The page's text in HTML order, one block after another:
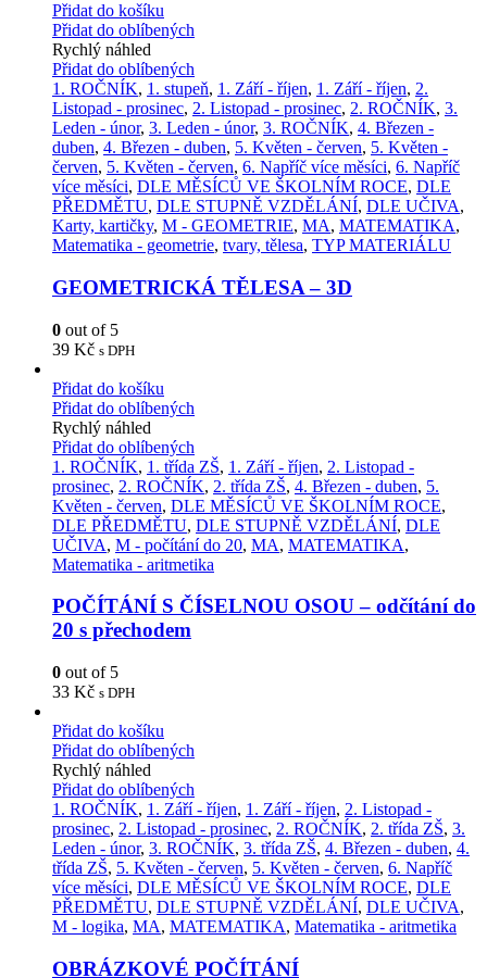
Přidat do košíku
Přidat do oblíbených
Rychlý náhled
Přidat do oblíbených
1. ROČNÍK, 1. stupeň, 1. Září - říjen, 1. Září - říjen, 2.
Listopad - prosinec, 2. Listopad - prosinec, 2. ROČNÍK, 3.
Leden - únor, 3. Leden - únor, 3. ROČNÍK, 4. Březen -
duben, 4. Březen - duben, 5. Květen - červen, 5. Květen -
červen, 5. Květen - červen, 6. Napříč více měsíci, 6. Napříč
více měsíci, DLE MĚSÍCŮ VE ŠKOLNÍM ROCE, DLE
PŘEDMĚTU, DLE STUPNĚ VZDĚLÁNÍ, DLE UČIVA,
Karty, kartičky, M - GEOMETRIE, MA, MATEMATIKA,
Matematika - geometrie, tvary, tělesa, TYP MATERIÁLU
GEOMETRICKÁ TĚLESA – 3D
0 out of 5
39 Kč s DPH
Přidat do košíku
Přidat do oblíbených
Rychlý náhled
Přidat do oblíbených
1. ROČNÍK, 1. třída ZŠ, 1. Září - říjen, 2. Listopad -
prosinec, 2. ROČNÍK, 2. třída ZŠ, 4. Březen - duben, 5.
Květen - červen, DLE MĚSÍCŮ VE ŠKOLNÍM ROCE,
DLE PŘEDMĚTU, DLE STUPNĚ VZDĚLÁNÍ, DLE
UČIVA, M - počítání do 20, MA, MATEMATIKA,
Matematika - aritmetika
POČÍTÁNÍ S ČÍSELNOU OSOU – odčítání do
20 s přechodem
0 out of 5
33 Kč s DPH
Přidat do košíku
Přidat do oblíbených
Rychlý náhled
Přidat do oblíbených
1. ROČNÍK, 1. Září - říjen, 1. Září - říjen, 2. Listopad -
prosinec, 2. Listopad - prosinec, 2. ROČNÍK, 2. třída ZŠ, 3.
Leden - únor, 3. ROČNÍK, 3. třída ZŠ, 4. Březen - duben, 4.
třída ZŠ, 5. Květen - červen, 5. Květen - červen, 6. Napříč
více měsíci, DLE MĚSÍCŮ VE ŠKOLNÍM ROCE, DLE
PŘEDMĚTU, DLE STUPNĚ VZDĚLÁNÍ, DLE UČIVA,
M - logika, MA, MATEMATIKA, Matematika - aritmetika
OBRÁZKOVÉ POČÍTÁNÍ